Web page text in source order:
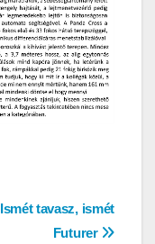
Ismét tavasz, ismét
Futurer